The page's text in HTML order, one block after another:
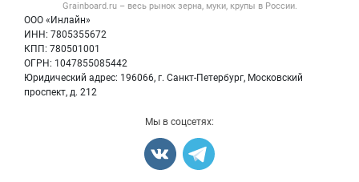
Grainboard.ru – весь рынок зерна, муки, крупы в России.
ООО «Инлайн»
ИНН: 7805355672
КПП: 780501001
ОГРН: 1047855085442
Юридический адрес: 196066, г. Санкт-Петербург, Московский
проспект, д. 212
Политика обработки персональных данных
Мука
Мы в соцсетях: